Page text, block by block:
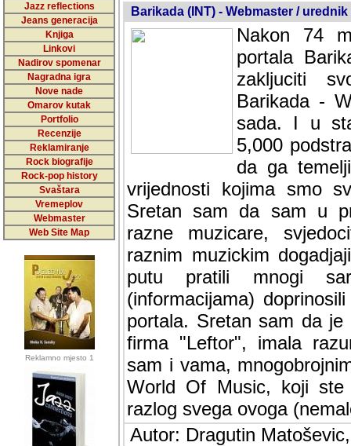
Jazz reflections
Jeans generacija
Knjiga
Linkovi
Nadirov spomenar
Nagradna igra
Nove nade
Omarov kutak
Portfolio
Recenzije
Reklamiranje
Rock biografije
Rock-pop history
Svaštara
Vremeplov
Webmaster
Web Site Map
Reklamno mjesto 1
Barikada (INT) - Webmaster / urednik
Nakon 74
portala
zakljuciti
Barikada -
sada. I u
5,000
da ga
vrijednosti kojima smo
Sretan sam da sam u
muzicare, svjedociti
muzickim dogadjajima...
mnogi saradnici koji
doprinosili vrijednosti i
sam da je i moj web
imala razumijevanja za
mnogobrojnim
Music, koji ste ga
ovoga (nemalog) rada.
Autor: Dragutin